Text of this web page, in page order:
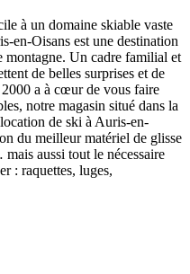
à un domaine skiable vaste
en-Oisans est une destination
montagne. Un cadre familial et
de belles surprises et de
a à cœur de vous faire
notre magasin situé dans la
de ski à Auris-en-
du meilleur matériel de glisse
aussi tout le nécessaire
: raquettes, luges,